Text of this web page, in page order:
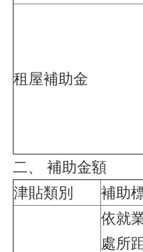
租屋補助金
二、 補助金額
津貼類別
補助
依就
處所